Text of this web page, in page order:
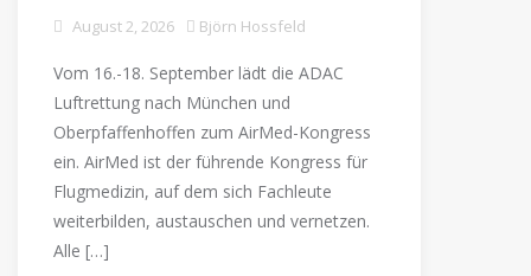
August 2, 2026 Björn Hossfeld
Vom 16.-18. September lädt die ADAC
Luftrettung nach München und
Oberpfaffenhoffen zum AirMed-Kongress
ein. AirMed ist der führende Kongress für
Flugmedizin, auf dem sich Fachleute
weiterbilden, austauschen und vernetzen.
Alle […]